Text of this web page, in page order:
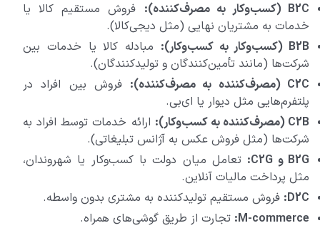
B2C (کسب‌وکار به مصرف‌کننده):
فروش مستقیم کالا یا
خدمات به مشتریان نهایی (مثل دیجی‌کالا).
B2B (کسب‌وکار به کسب‌وکار):
مبادله کالا یا خدمات بین
شرکت‌ها (مانند تأمین‌کنندگان و تولیدکنندگان).
C2C (مصرف‌کننده به مصرف‌کننده):
فروش بین افراد در
پلتفرم‌هایی مثل دیوار یا ای‌بی.
C2B (مصرف‌کننده به کسب‌وکار):
ارائه خدمات توسط افراد به
شرکت‌ها (مثل فروش عکس به آژانس تبلیغاتی).
B2G و C2G:
تعامل میان دولت با کسب‌وکار یا شهروندان،
مثل پرداخت مالیات آنلاین.
D2C: فروش مستقیم تولیدکننده به مشتری بدون واسطه.
M-commerce: تجارت از طریق گوشی‌های همراه.